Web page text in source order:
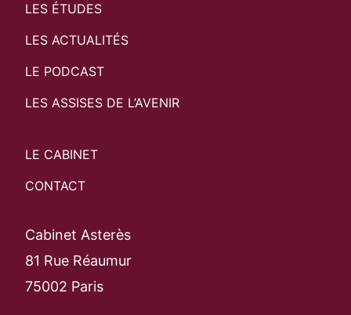
LES ÉTUDES
LES ACTUALITÉS
LE PODCAST
LES ASSISES DE L’AVENIR
LE CABINET
CONTACT
Cabinet Asterès
81 Rue Réaumur
75002 Paris